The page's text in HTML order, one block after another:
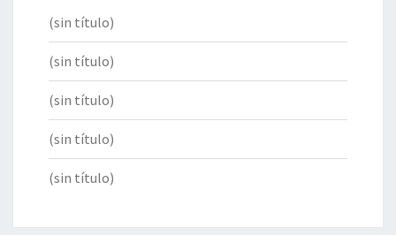
(sin título)
(sin título)
(sin título)
(sin título)
(sin título)